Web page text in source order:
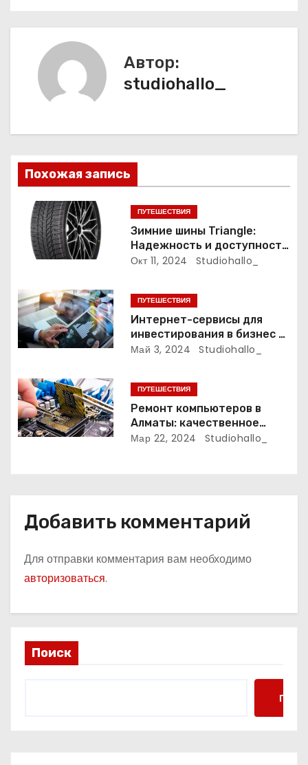
ц
з
а
п
с
я
м
Автор:
studiohallo_
Похожая запись
ПУТЕШЕСТВИЯ
Зимние шины Triangle:
Надежность и доступность
для зимних дорог
Окт 11, 2024 Studiohallo_
ПУТЕШЕСТВИЯ
Интернет-сервисы для
инвестирования в бизнес и
финансирования
Май 3, 2024 Studiohallo_
ПУТЕШЕСТВИЯ
Ремонт компьютеров в
Алматы: качественное
обслуживание и надежные
Мар 22, 2024 Studiohallo_
Добавить комментарий
Для отправки комментария вам необходимо
авторизоваться.
Поиск
Поиск